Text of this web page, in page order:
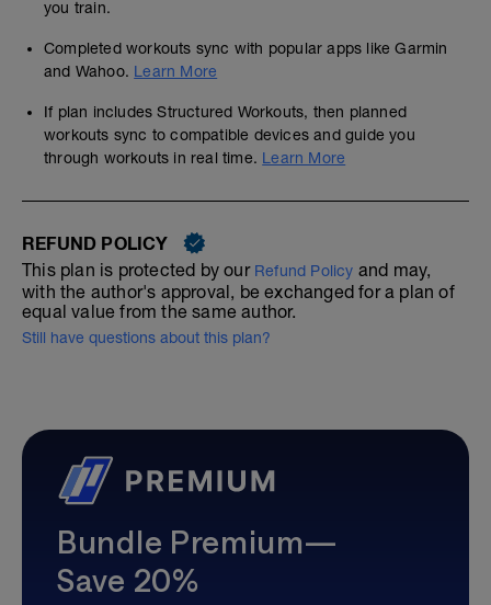
you train.
Completed workouts sync with popular apps like Garmin
and Wahoo. Learn More
If plan includes Structured Workouts, then planned
workouts sync to compatible devices and guide you
through workouts in real time. Learn More
REFUND POLICY
This plan is protected by our Refund Policy and may,
with the author's approval, be exchanged for a plan of
equal value from the same author.
Still have questions about this plan?
Bundle Premium—
Save 20%